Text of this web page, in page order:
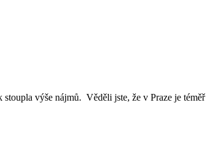
stoupla výše nájmů. Věděli jste, že v Praze je téměř